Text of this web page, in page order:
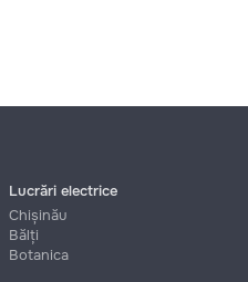
Lucrări electrice
Chișinău
Bălți
Botanica